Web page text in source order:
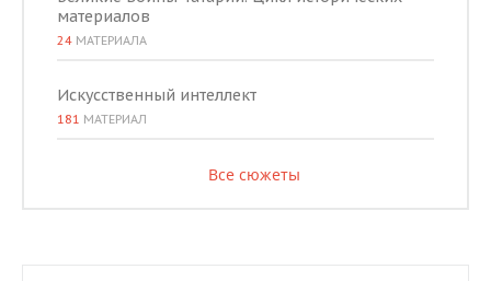
материалов
24 МАТЕРИАЛА
Искусственный интеллект
181 МАТЕРИАЛ
Все сюжеты